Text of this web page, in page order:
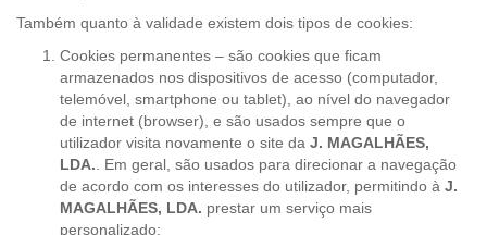
Também quanto à validade existem dois tipos de cookies:
Cookies permanentes – são cookies que ficam
armazenados nos dispositivos de acesso (computador,
telemóvel, smartphone ou tablet), ao nível do navegador
de internet (browser), e são usados sempre que o
utilizador visita novamente o site da J. MAGALHÃES,
LDA.. Em geral, são usados para direcionar a navegação
de acordo com os interesses do utilizador, permitindo à J.
MAGALHÃES, LDA. prestar um serviço mais
personalizado;